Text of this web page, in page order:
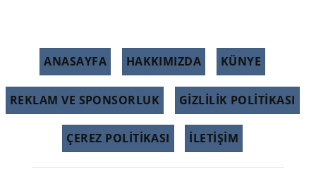
ANASAYFA HAKKIMIZDA KÜNYE
REKLAM VE SPONSORLUK GIZLILIK POLITIKASI
ÇEREZ POLITIKASI İLETİŞİM